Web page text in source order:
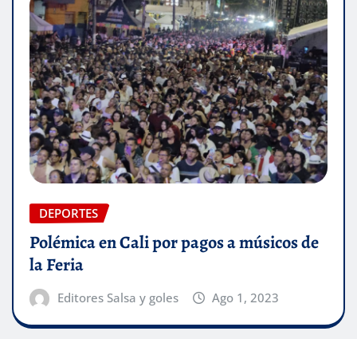
DEPORTES
Polémica en Cali por pagos a músicos de
la Feria
Editores Salsa y goles Ago 1, 2023